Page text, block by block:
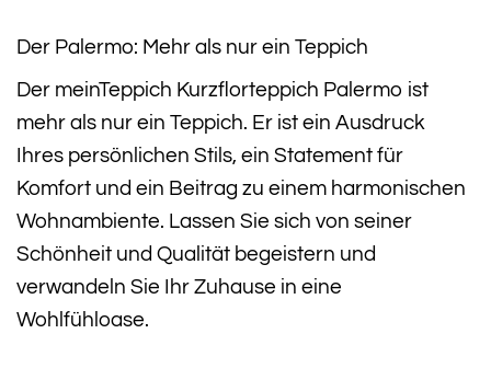
Der Palermo: Mehr als nur ein Teppich
Der meinTeppich Kurzflorteppich Palermo ist
mehr als nur ein Teppich. Er ist ein Ausdruck
Ihres persönlichen Stils, ein Statement für
Komfort und ein Beitrag zu einem harmonischen
Wohnambiente. Lassen Sie sich von seiner
Schönheit und Qualität begeistern und
verwandeln Sie Ihr Zuhause in eine
Wohlfühloase.